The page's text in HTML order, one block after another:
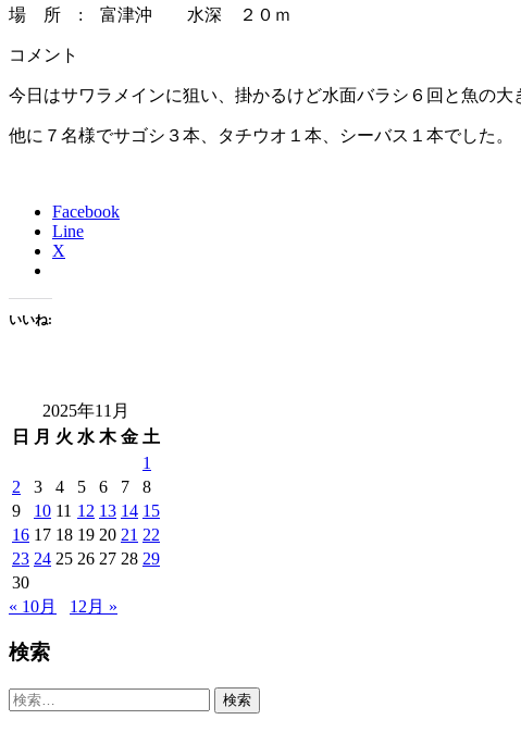
場 所 : 富津沖 水深 ２０ｍ
コメント
今日はサワラメインに狙い、掛かるけど水面バラシ６回と魚の
他に７名様でサゴシ３本、タチウオ１本、シーバス１本でした。
Facebook
Line
X
いいね:
2025年11月
日
月 火 水 木 金 土
1
2
3 4 5 6 7
8
9
10 11 12 13 14 15
16 17 18 19 20 21 22
23 24 25 26 27 28 29
30
« 10月
12月 »
検索
検